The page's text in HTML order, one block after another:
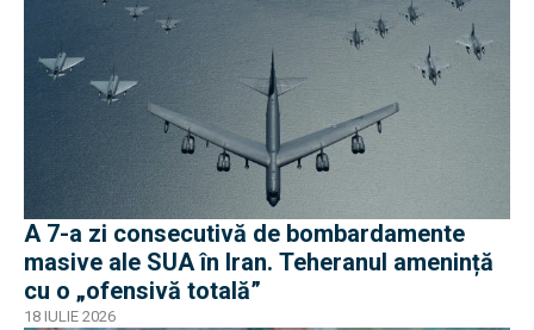
A 7-a zi consecutivă de bombardamente
masive ale SUA în Iran. Teheranul amenință
cu o „ofensivă totală”
18 IULIE 2026